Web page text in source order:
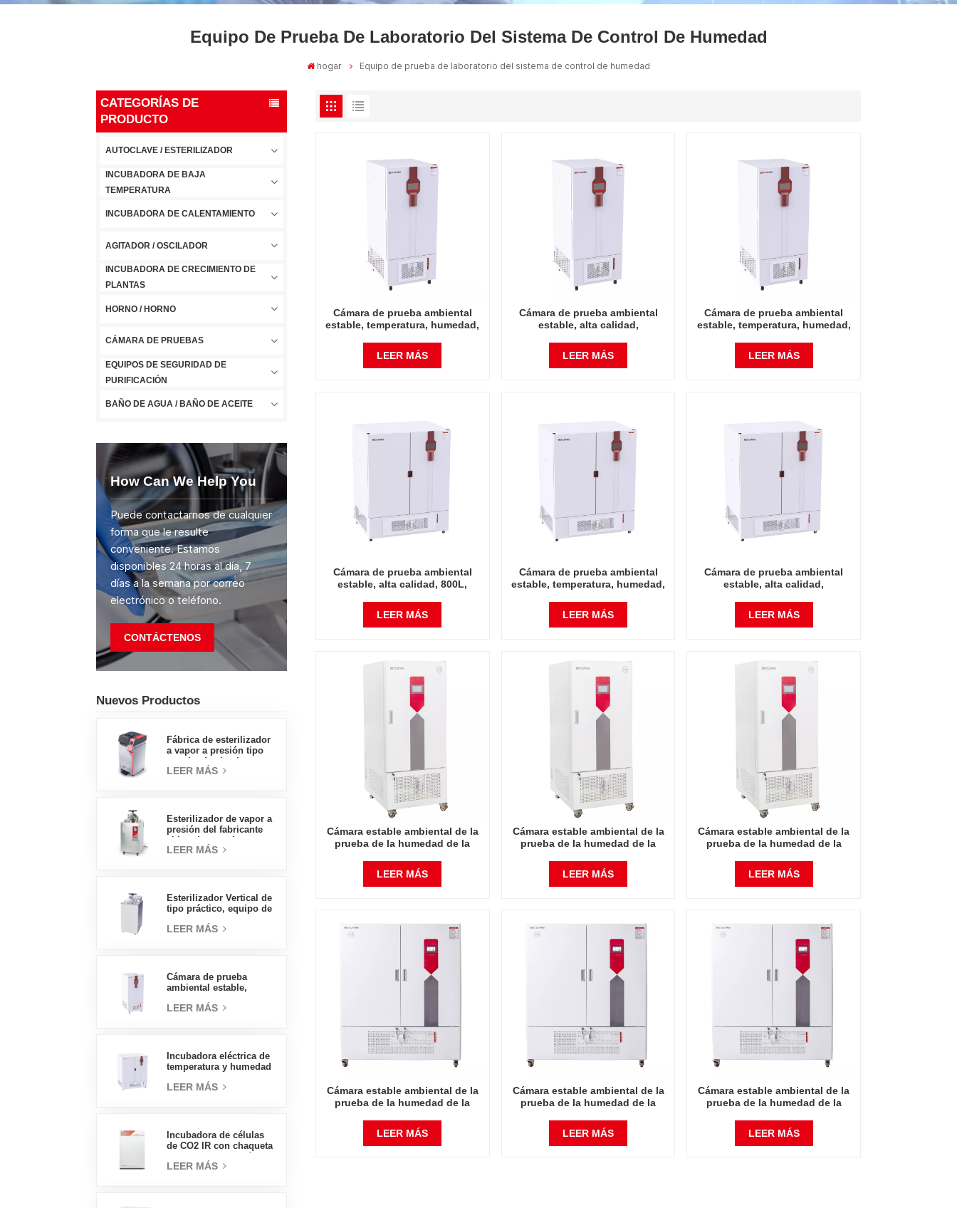
Equipo De Prueba De Laboratorio Del Sistema De Control De Humedad
hogar Equipo de prueba de laboratorio del sistema de control de humedad
CATEGORÍAS DE
PRODUCTO
AUTOCLAVE / ESTERILIZADOR
INCUBADORA DE BAJA
TEMPERATURA
INCUBADORA DE CALENTAMIENTO
AGITADOR / OSCILADOR
INCUBADORA DE CRECIMIENTO DE
PLANTAS
HORNO / HORNO
CÁMARA DE PRUEBAS
EQUIPOS DE SEGURIDAD DE
PURIFICACIÓN
BAÑO DE AGUA / BAÑO DE ACEITE
How Can We Help You
Puede contactarnos de cualquier
forma que le resulte
conveniente. Estamos
disponibles 24 horas al día, 7
días a la semana por correo
electrónico o teléfono.
CONTÁCTENOS
Nuevos Productos
Fábrica de esterilizador
a vapor a presión tipo
pedal tipo insignia de
LEER MÁS
Esterilizador de vapor a
presión del fabricante
vertical de tipo
LEER MÁS
Esterilizador Vertical de
tipo práctico, equipo de
Vertical, esterilizador de
LEER MÁS
Cámara de prueba
ambiental estable,
laboratorio, precio al
LEER MÁS
Incubadora eléctrica de
temperatura y humedad
suministros de
LEER MÁS
Incubadora de células
de CO2 IR con chaqueta
160L Incubadoras
LEER MÁS
Cámara de prueba ambiental
estable, temperatura, humedad,
alta calidad, 150L
LEER MÁS
Cámara de prueba ambiental
estable, alta calidad,
instrumento de laboratorio, 250L
LEER MÁS
Cámara de prueba ambiental
estable, temperatura, humedad,
alta calidad, 400L
LEER MÁS
Cámara de prueba ambiental
estable, alta calidad, 800L,
instrumento de laboratorio
LEER MÁS
Cámara de prueba ambiental
estable, temperatura, humedad,
alta calidad, 1000L
LEER MÁS
Cámara de prueba ambiental
estable, alta calidad,
instrumento de laboratorio,
1600L
LEER MÁS
Cámara estable ambiental de la
prueba de la humedad de la
laboratorio 150L
LEER MÁS
Cámara estable ambiental de la
prueba de la humedad de la
laboratorio 250L
LEER MÁS
Cámara estable ambiental de la
prueba de la humedad de la
laboratorio 400L
LEER MÁS
Cámara estable ambiental de la
prueba de la humedad de la
laboratorio 800L
LEER MÁS
Cámara estable ambiental de la
prueba de la humedad de la
laboratorio 1000L
LEER MÁS
Cámara estable ambiental de la
prueba de la humedad de la
laboratorio 1600L
LEER MÁS